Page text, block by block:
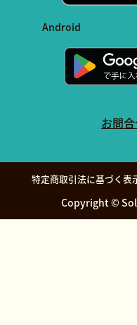
Android
お問
特定商取引法に基づく表
Copyright ©